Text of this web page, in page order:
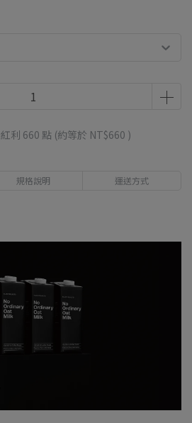
利 660 點 (約等於 NT$660 )
規格說明 運送方式